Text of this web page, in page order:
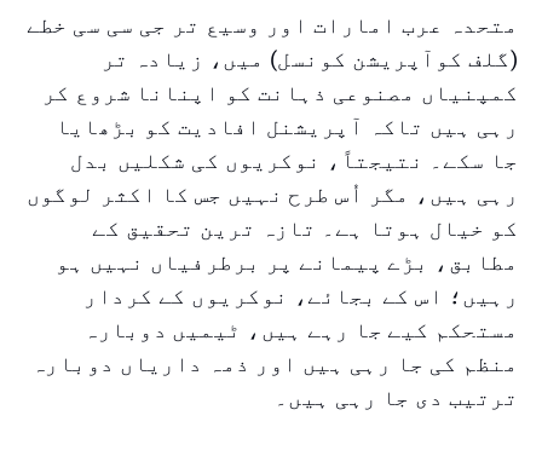
متحدہ عرب امارات اور وسیع تر جی سی سی خطے
(گلف کوآپریشن کونسل) میں، زیادہ تر
کمپنیاں مصنوعی ذہانت کو اپنانا شروع کر
رہی ہیں تاکہ آپریشنل افادیت کو بڑھایا
جا سکے۔ نتیجتاً، نوکریوں کی شکلیں بدل
رہی ہیں، مگر اُس طرح نہیں جس کا اکثر لوگوں
کو خیال ہوتا ہے۔ تازہ ترین تحقیق کے
مطابق، بڑے پیمانے پر برطرفیاں نہیں ہو
رہیں؛ اس کے بجائے، نوکریوں کے کردار
مستحکم کیے جا رہے ہیں، ٹیمیں دوبارہ
منظم کی جا رہی ہیں اور ذمہ داریاں دوبارہ
ترتیب دی جا رہی ہیں۔